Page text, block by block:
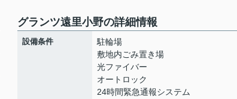
グランツ遠里小野の詳細情報
設備条件
駐輪場
敷地内ごみ置き場
光ファイバー
オートロック
24時間緊急通報システム